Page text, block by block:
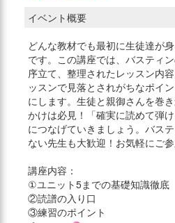
イベント概要
どんな教材でも最初に生徒達が
です。この講座では、バスティ
序立て、整理されたレッスン内
ッスンで見落とされがちなポイ
にします。生徒と親御さんを巻
かけは必見！「確実に読めて弾
につなげていきましょう。バス
ない先生も大歓迎！お気軽にご参
講座内容：
①ユニット5までの基礎知識徹底
②読譜の入り口
③練習のポイント